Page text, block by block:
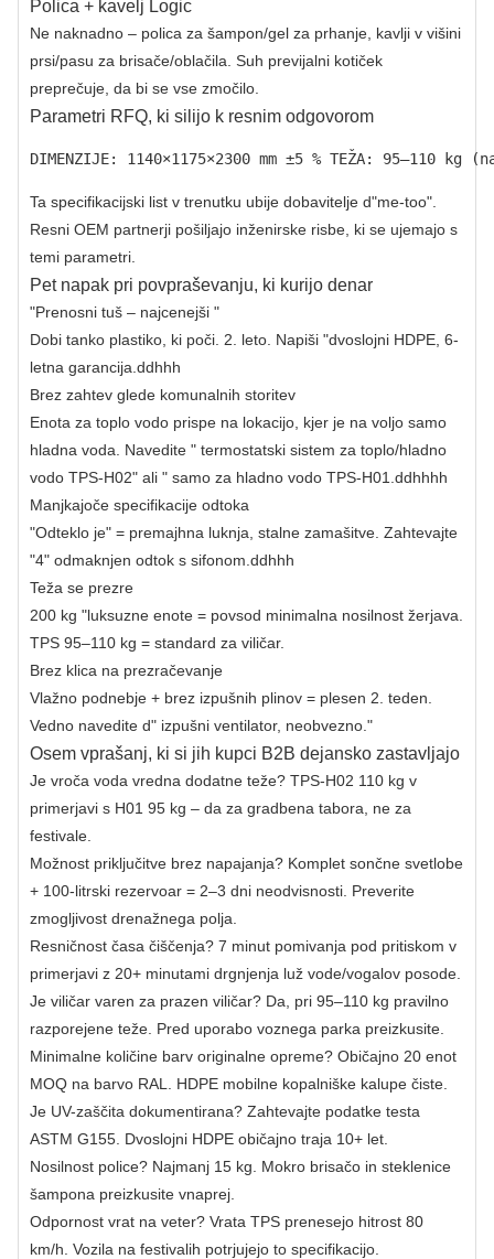
Polica + kavelj Logic
Ne naknadno – polica za šampon/gel za prhanje, kavlji v višini
prsi/pasu za brisače/oblačila. Suh previjalni kotiček
preprečuje, da bi se vse zmočilo.
Parametri RFQ, ki silijo k resnim odgovorom
DIMENZIJE: 1140×1175×2300 mm ±5 % TEŽA:
Ta specifikacijski list v trenutku ubije dobavitelje d"me-too".
Resni OEM partnerji pošiljajo inženirske risbe, ki se ujemajo s
temi parametri.
Pet napak pri povpraševanju, ki kurijo denar
"Prenosni tuš – najcenejši "
Dobi tanko plastiko, ki poči. 2. leto. Napiši "dvoslojni HDPE, 6-
letna garancija.ddhhh
Brez zahtev glede komunalnih storitev
Enota za toplo vodo prispe na lokacijo, kjer je na voljo samo
hladna voda. Navedite " termostatski sistem za toplo/hladno
vodo TPS-H02" ali " samo za hladno vodo TPS-H01.ddhhhh
Manjkajoče specifikacije odtoka
"Odteklo je" = premajhna luknja, stalne zamašitve. Zahtevajte
"4" odmaknjen odtok s sifonom.ddhhh
Teža se prezre
200 kg "luksuzne enote = povsod minimalna nosilnost žerjava.
TPS 95–110 kg = standard za viličar.
Brez klica na prezračevanje
Vlažno podnebje + brez izpušnih plinov = plesen 2. teden.
Vedno navedite d" izpušni ventilator, neobvezno."
Osem vprašanj, ki si jih kupci B2B dejansko zastavljajo
Je vroča voda vredna dodatne teže? TPS-H02 110 kg v
primerjavi s H01 95 kg – da za gradbena tabora, ne za
festivale.
Možnost priključitve brez napajanja? Komplet sončne svetlobe
+ 100-litrski rezervoar = 2–3 dni neodvisnosti. Preverite
zmogljivost drenažnega polja.
Resničnost časa čiščenja? 7 minut pomivanja pod pritiskom v
primerjavi z 20+ minutami drgnjenja luž vode/vogalov posode.
Je viličar varen za prazen viličar? Da, pri 95–110 kg pravilno
razporejene teže. Pred uporabo voznega parka preizkusite.
Minimalne količine barv originalne opreme? Običajno 20 enot
MOQ na barvo RAL. HDPE mobilne kopalniške kalupe čiste.
Je UV-zaščita dokumentirana? Zahtevajte podatke testa
ASTM G155. Dvoslojni HDPE običajno traja 10+ let.
Nosilnost police? Najmanj 15 kg. Mokro brisačo in steklenice
šampona preizkusite vnaprej.
Odpornost vrat na veter? Vrata TPS prenesejo hitrost 80
km/h. Vozila na festivalih potrjujejo to specifikacijo.